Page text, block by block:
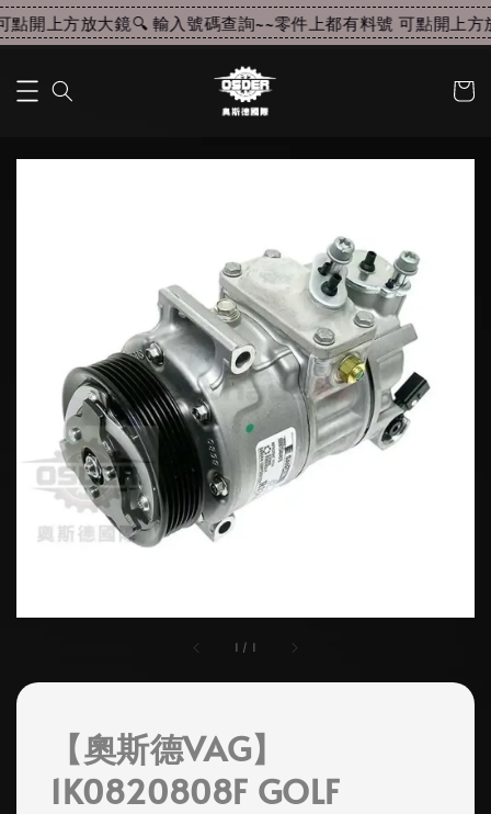
開上方放大鏡🔍 輸入號碼查詢~~零件上都有料號 可點開上方
1 / 1
【奧斯德VAG】
1K0820808F GOLF